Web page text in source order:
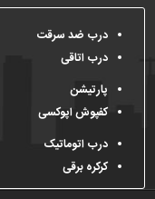
درب ضد سرقت
درب اتاقی
پارتیشن
کفپوش اپوکسی
درب اتوماتیک
کرکره برقی